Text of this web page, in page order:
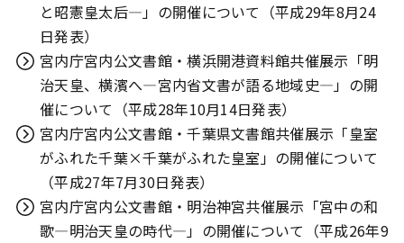
と昭憲皇太后―」の開催について（平成29年8月24
日発表）
宮内庁宮内公文書館・横浜開港資料館共催展示「明
治天皇、横濱へ―宮内省文書が語る地域史―」の開
催について（平成28年10月14日発表）
宮内庁宮内公文書館・千葉県文書館共催展示「皇室
がふれた千葉×千葉がふれた皇室」の開催について
（平成27年7月30日発表）
宮内庁宮内公文書館・明治神宮共催展示「宮中の和
歌―明治天皇の時代―」の開催について（平成26年9